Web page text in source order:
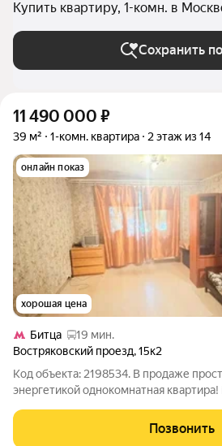
Купить квартиру, 1-комн. в
Сохранить
11 490 000 ₽
39 м² 1-комн. квартира 2 этаж из 14
онлайн показ
хорошая цена
Битца
19 мин.
Востряковский проезд,15к2
Код объекта: 2198534. В продаже
энергетикой однокомнатная
чужие решения. Идеальная
Позвонить